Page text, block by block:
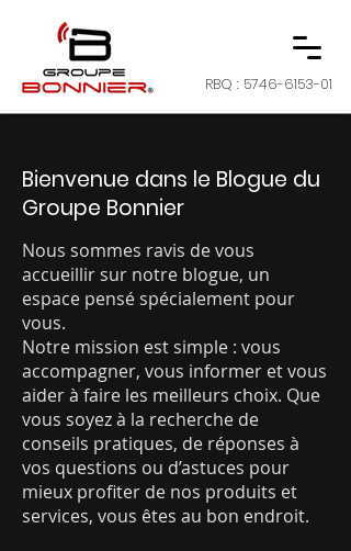
RBQ : 5746-6153-01
Bienvenue dans le Blogue du
Groupe Bonnier
Nous sommes ravis de vous
accueillir sur notre blogue, un
espace pensé spécialement pour
vous.
Notre mission est simple : vous
accompagner, vous informer et vous
aider à faire les meilleurs choix. Que
vous soyez à la recherche de
conseils pratiques, de réponses à
vos questions ou d’astuces pour
mieux profiter de nos produits et
services, vous êtes au bon endroit.